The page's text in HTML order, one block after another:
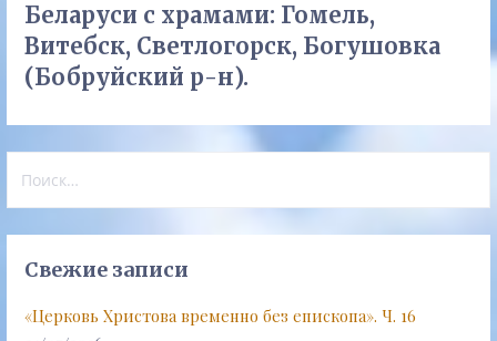
Беларуси с храмами: Гомель,
Витебск, Светлогорск, Богушовка
(Бобруйский р-н).
Свежие записи
«Церковь Христова временно без епископа». Ч. 16